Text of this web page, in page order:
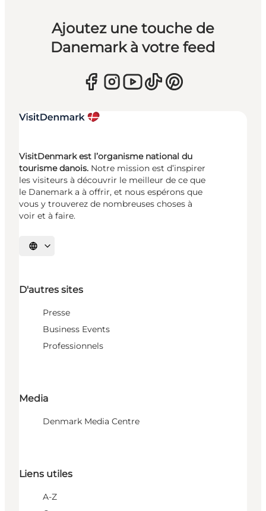
Ajoutez une touche de
Danemark à votre feed
VisitDenmark est l’organisme national du
tourisme danois. Notre mission est d’inspirer
les visiteurs à découvrir le meilleur de ce que
le Danemark a à offrir, et nous espérons que
vous y trouverez de nombreuses choses à
voir et à faire.
Choisissez la langue
D'autres sites
Presse
Business Events
Professionnels
Media
Denmark Media Centre
Liens utiles
A-Z